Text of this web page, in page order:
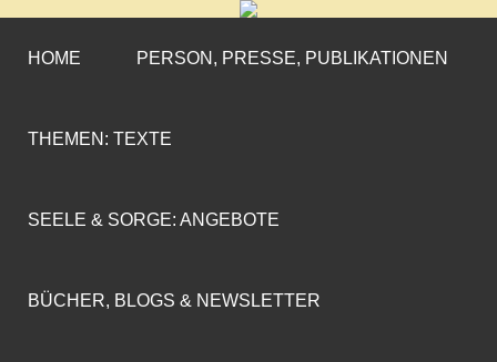
CORNELIA COENEN-
MARX
»ENGAGEMENT MIT PROFIL«
HOME PERSON, PRESSE, PUBLIKATIONEN
THEMEN: TEXTE
SEELE & SORGE: ANGEBOTE
BÜCHER, BLOGS & NEWSLETTER